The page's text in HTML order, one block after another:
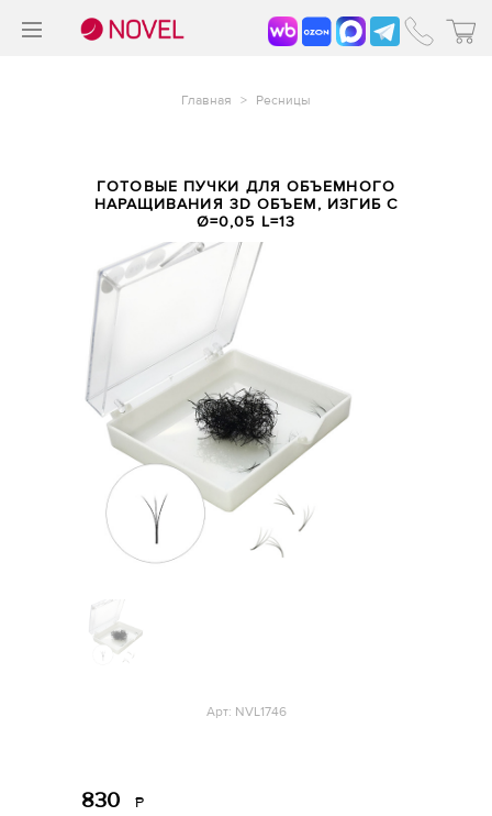
Главная > Ресницы
ГОТОВЫЕ ПУЧКИ ДЛЯ ОБЪЕМНОГО
НАРАЩИВАНИЯ 3D ОБЪЕМ, ИЗГИБ C
Ø=0,05 L=13
Арт: NVL1746
830 Р